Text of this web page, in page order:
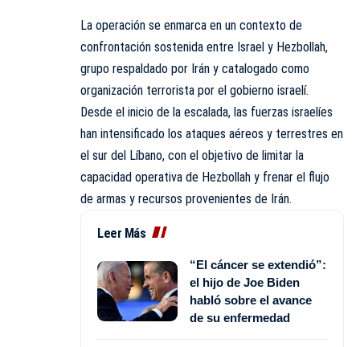
La operación se enmarca en un contexto de
confrontación sostenida entre Israel y Hezbollah,
grupo respaldado por Irán y catalogado como
organización terrorista por el gobierno israelí.
Desde el inicio de la escalada, las fuerzas israelíes
han intensificado los ataques aéreos y terrestres en
el sur del Líbano, con el objetivo de limitar la
capacidad operativa de Hezbollah y frenar el flujo
de armas y recursos provenientes de Irán.
Leer Más
“El cáncer se extendió”:
el hijo de Joe Biden
habló sobre el avance
de su enfermedad